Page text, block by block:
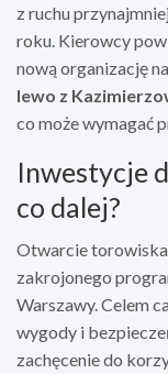
z ruchu
roku. Kierowcy
nową organizację
lewo z
co może wymagać
Inwestycje
co dalej?
Otwarcie
zakrojonego
Warszawy. Celem
wygody i
zachęcenie do